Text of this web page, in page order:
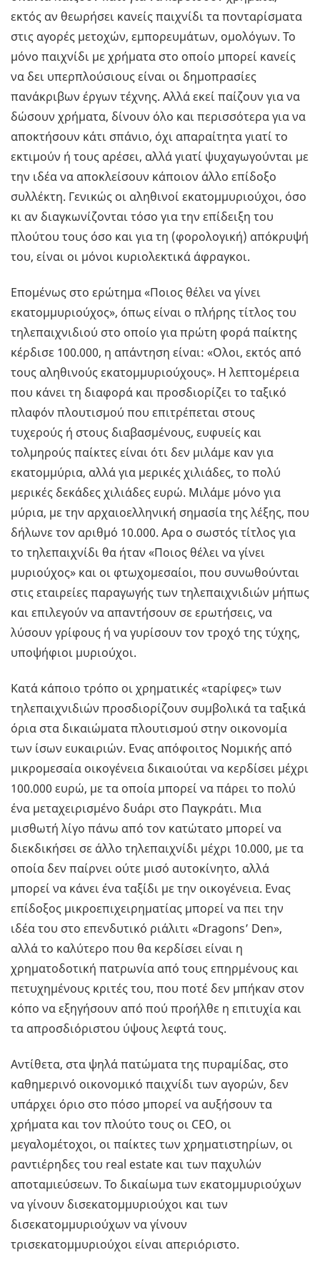
εκτός αν θεωρήσει κανείς παιχνίδι τα πονταρίσματα
στις αγορές μετοχών, εμπορευμάτων, ομολόγων. Το
μόνο παιχνίδι με χρήματα στο οποίο μπορεί κανείς
να δει υπερπλούσιους είναι οι δημοπρασίες
πανάκριβων έργων τέχνης. Αλλά εκεί παίζουν για να
δώσουν χρήματα, δίνουν όλο και περισσότερα για να
αποκτήσουν κάτι σπάνιο, όχι απαραίτητα γιατί το
εκτιμούν ή τους αρέσει, αλλά γιατί ψυχαγωγούνται με
την ιδέα να αποκλείσουν κάποιον άλλο επίδοξο
συλλέκτη. Γενικώς οι αληθινοί εκατομμυριούχοι, όσο
κι αν διαγκωνίζονται τόσο για την επίδειξη του
πλούτου τους όσο και για τη (φορολογική) απόκρυψή
του, είναι οι μόνοι κυριολεκτικά άφραγκοι.
Επομένως στο ερώτημα «Ποιος θέλει να γίνει
εκατομμυριούχος», όπως είναι ο πλήρης τίτλος του
τηλεπαιχνιδιού στο οποίο για πρώτη φορά παίκτης
κέρδισε 100.000, η απάντηση είναι: «Ολοι, εκτός από
τους αληθινούς εκατομμυριούχους». Η λεπτομέρεια
που κάνει τη διαφορά και προσδιορίζει το ταξικό
πλαφόν πλουτισμού που επιτρέπεται στους
τυχερούς ή στους διαβασμένους, ευφυείς και
τολμηρούς παίκτες είναι ότι δεν μιλάμε καν για
εκατομμύρια, αλλά για μερικές χιλιάδες, το πολύ
μερικές δεκάδες χιλιάδες ευρώ. Μιλάμε μόνο για
μύρια, με την αρχαιοελληνική σημασία της λέξης, που
δήλωνε τον αριθμό 10.000. Αρα ο σωστός τίτλος για
το τηλεπαιχνίδι θα ήταν «Ποιος θέλει να γίνει
μυριούχος» και οι φτωχομεσαίοι, που συνωθούνται
στις εταιρείες παραγωγής των τηλεπαιχνιδιών μήπως
και επιλεγούν να απαντήσουν σε ερωτήσεις, να
λύσουν γρίφους ή να γυρίσουν τον τροχό της τύχης,
υποψήφιοι μυριούχοι.
Κατά κάποιο τρόπο οι χρηματικές «ταρίφες» των
τηλεπαιχνιδιών προσδιορίζουν συμβολικά τα ταξικά
όρια στα δικαιώματα πλουτισμού στην οικονομία
των ίσων ευκαιριών. Ενας απόφοιτος Νομικής από
μικρομεσαία οικογένεια δικαιούται να κερδίσει μέχρι
100.000 ευρώ, με τα οποία μπορεί να πάρει το πολύ
ένα μεταχειρισμένο δυάρι στο Παγκράτι. Μια
μισθωτή λίγο πάνω από τον κατώτατο μπορεί να
διεκδικήσει σε άλλο τηλεπαιχνίδι μέχρι 10.000, με τα
οποία δεν παίρνει ούτε μισό αυτοκίνητο, αλλά
μπορεί να κάνει ένα ταξίδι με την οικογένεια. Ενας
επίδοξος μικροεπιχειρηματίας μπορεί να πει την
ιδέα του στο επενδυτικό ριάλιτι «Dragons’ Den»,
αλλά το καλύτερο που θα κερδίσει είναι η
χρηματοδοτική πατρωνία από τους επηρμένους και
πετυχημένους κριτές του, που ποτέ δεν μπήκαν στον
κόπο να εξηγήσουν από πού προήλθε η επιτυχία και
τα απροσδιόριστου ύψους λεφτά τους.
Αντίθετα, στα ψηλά πατώματα της πυραμίδας, στο
καθημερινό οικονομικό παιχνίδι των αγορών, δεν
υπάρχει όριο στο πόσο μπορεί να αυξήσουν τα
χρήματα και τον πλούτο τους οι CEO, οι
μεγαλομέτοχοι, οι παίκτες των χρηματιστηρίων, οι
ραντιέρηδες του real estate και των παχυλών
αποταμιεύσεων. Το δικαίωμα των εκατομμυριούχων
να γίνουν δισεκατομμυριούχοι και των
δισεκατομμυριούχων να γίνουν
τρισεκατομμυριούχοι είναι απεριόριστο.